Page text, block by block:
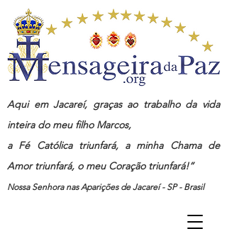
Aqui em Jacareí, graças ao trabalho da vida
inteira do meu filho Marcos,
a Fé Católica triunfará, a minha Chama de
Amor triunfará, o meu Coração triunfará!”
Nossa Senhora nas Aparições de Jacareí - SP - Brasil